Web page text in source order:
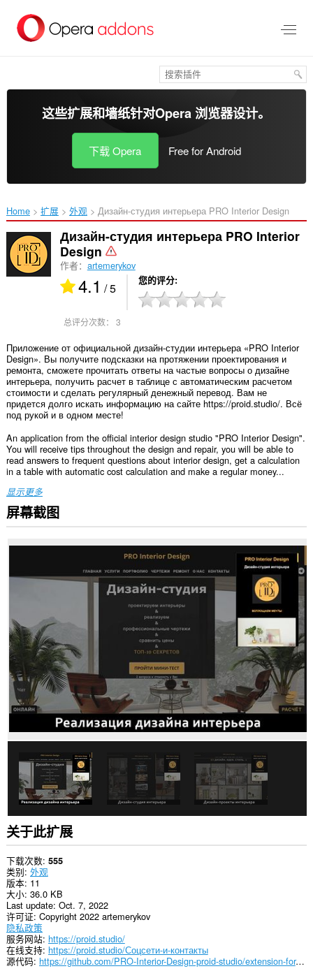
这些扩展和墙纸针对Opera 浏览器设计。
下载 Opera Free for Android
Home 扩展 外观 Дизайн-студия интерьера PRO Interior Design‎
Дизайн-студия интерьера PRO Interior
Design
作者： artemerykov
4.1 / 5 您的评分
总评分次数： 3
Приложение от официальной дизайн-студии интерьера «PRO Interior
Design». Вы получите подсказки на протяжении проектирования и
ремонта, сможете прочитать ответы на частые вопросы о дизайне
интерьера, получить расчет в таблице с автоматическим расчетом
стоимости и сделать регулярный денежный перевод. Вам не
придется долго искать информацию на сайте https://proid.studio/. Всё
под рукой и в одном месте!
An application from the official interior design studio "PRO Interior Design".
You will receive tips throughout the design and repair, you will be able to
read answers to frequent questions about interior design, get a calculation
in a table with automatic cost calculation and make a regular money...
显示更多
屏幕截图
关于此扩展
下载次数 555
类别 外观
版本 11
大小 36.0 KB
Last update Oct. 7, 2022
许可证 Copyright 2022 artemerykov
隐私政策
服务网站 https://proid.studio/
在线支持 https://proid.studio/Соцсети-и-контакты
源代码
https://github.com/PRO-Interior-Design-proid-studio/extension-for-the-browser-proid-studio.git